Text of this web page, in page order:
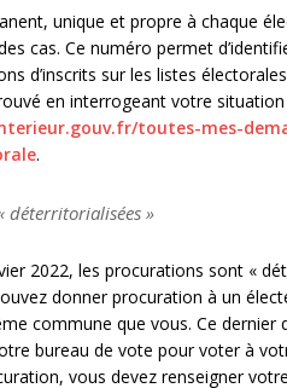
unique et propre à chaque
cas. Ce numéro permet
d’inscrits sur les listes
en interrogeant votre
toutes-mes-
.
déterritorialisées »
2022, les procurations sont «
donner procuration à un
commune que vous. Ce
bureau de vote pour voter à
vous devez renseigner